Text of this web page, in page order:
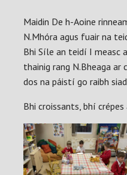
Maidin De h-Aoine
N.Mhóra agus fuair na
Bhi Síle an teidí I measc
thainig rang N.Bheaga ar
dos na páistí go raibh
Bhi croissants, bhí